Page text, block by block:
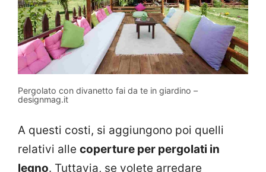
Pergolato con divanetto fai da te in giardino –
designmag.it
A questi costi, si aggiungono poi quelli
relativi alle coperture per pergolati in
legno. Tuttavia, se volete arredare